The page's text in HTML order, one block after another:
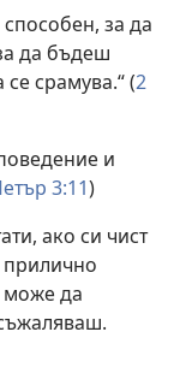
за да
да бъдеш
срамува.“ (2
и
3:11)
ако си чист
може да